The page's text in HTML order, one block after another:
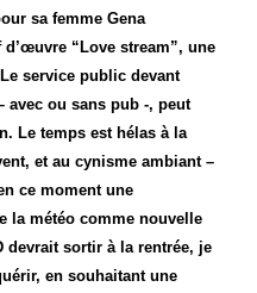
sa femme Gena
“Love stream”, une
Le service public devant
avec ou sans pub -, peut
Le temps est hélas à la
et au cynisme ambiant –
ce moment une
la météo comme nouvelle
devrait sortir à la rentrée, je
en souhaitant une